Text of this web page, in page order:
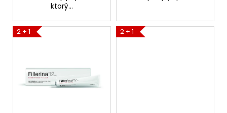
ktorý...
2 + 1 2 + 1